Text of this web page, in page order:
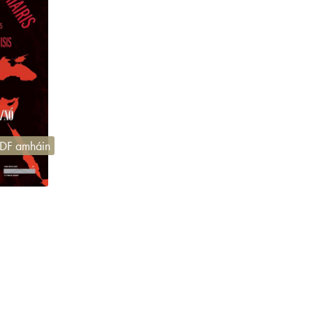
amháin